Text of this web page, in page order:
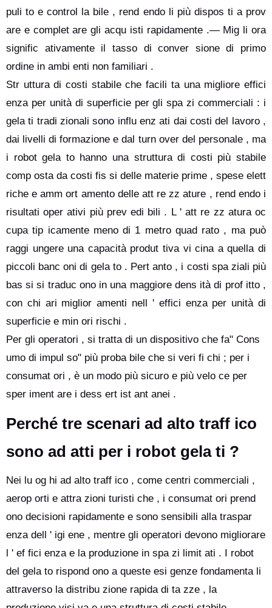
puli to e control la bile , rend endo li più dispos ti a prov
are e complet are gli acqu isti rapidamente .— Mig li ora
signific ativamente il tasso di conver sione di primo
ordine in ambi enti non familiari .
Str uttura di costi stabile che facili ta una migliore effici
enza per unità di superficie per gli spa zi commerciali : i
gela ti tradi zionali sono influ enz ati dai costi del lavoro ,
dai livelli di formazione e dal turn over del personale , ma
i robot gela to hanno una struttura di costi più stabile
comp osta da costi fis si delle materie prime , spese elett
riche e amm ort amento delle att re zz ature , rend endo i
risultati oper ativi più prev edi bili . L ' att re zz atura oc
cupa tip icamente meno di 1 metro quad rato , ma può
raggi ungere una capacità produt tiva vi cina a quella di
piccoli banc oni di gela to . Pert anto , i costi spa ziali più
bas si si traduc ono in una maggiore dens ità di prof itto ,
con chi ari miglior amenti nell ' effici enza per unità di
superficie e min ori rischi .
Per gli operatori , si tratta di un dispositivo che fa" Cons
umo di impul so" più proba bile che si veri fi chi ; per i
consumat ori , è un modo più sicuro e più velo ce per
sper iment are i dess ert ist ant anei .
Perché tre scenari ad alto traff ico
sono ad atti per i robot gela ti ?
Nei lu og hi ad alto traff ico , come centri commerciali ,
aerop orti e attra zioni turisti che , i consumat ori prend
ono decisioni rapidamente e sono sensibili alla traspar
enza dell ' igi ene , mentre gli operatori devono migliorare
l ' ef fici enza e la produzione in spa zi limit ati . I robot
del gela to rispond ono a queste esi genze fondamenta li
attraverso la distribu zione rapida di ta zze , la